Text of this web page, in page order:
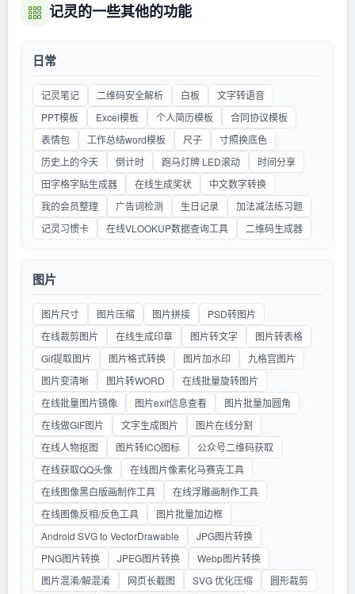
记灵的一些其他的功能
日常
记灵笔记 二维码安全解析 白板
文字转语音
PPT模板
Excel模板 个人简历模板
合同协议模板
表情包
工作总结word模板 尺子
寸照换底色
历史上的今天
倒计时 跑马灯牌 LED滚动
时间分享
田字格字贴生成器
在线生成奖状
中文数字转换
我的会员整理
广告词检测 生日记录
加法减法练习题
记灵习惯卡
在线VLOOKUP数据查询工具 二维码生成器
图片
图片尺寸 图片压缩 图片拼接
PSD转图片
在线裁剪图片
在线生成印章 图片转文字
图片转表格
Gif提取图片
图片格式转换 图片加水印
九格宫图片
图片变清晰
图片转WORD
在线批量旋转图片
在线批量图片镜像
图片exif信息查看
图片批量加圆角
在线做GIF图片
文字生成图片
图片在线分割
在线人物抠图
图片转ICO图标
公众号二维码获取
在线获取QQ头像
在线图片像素化马赛克工具
在线图像黑白版画制作工具
在线浮雕画制作工具
在线图像反相/反色工具
图片批量加边框
Android SVG to VectorDrawable
JPG图片转换
PNG图片转换
JPEG图片转换
Webp图片转换
图片混淆/解混淆
网页长截图 SVG 优化压缩
圆形裁剪